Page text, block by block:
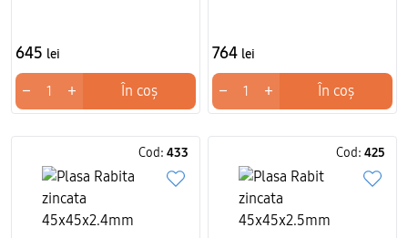
645 lei
− + În coș
764 lei
− + În coș
Cod: 433 Cod: 425